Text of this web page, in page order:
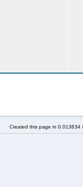
Created this page in 0.013634